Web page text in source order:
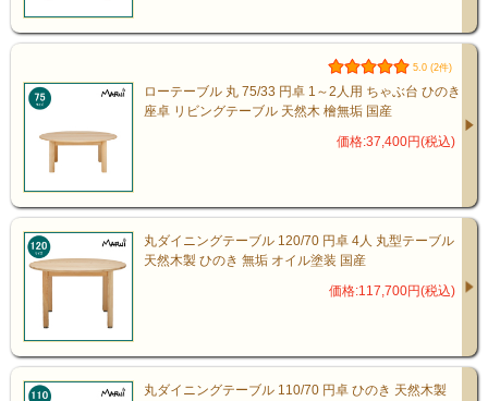
家族団らんの時間も
趣味への没頭も
5.0 (2件)
ローテーブル 丸 75/33 円卓 1～2人用 ちゃぶ台 ひのき
座卓 リビングテーブル 天然木 檜無垢 国産
価格:37,400円(税込)
丸ダイニングテーブル 120/70 円卓 4人 丸型テーブル
天然木製 ひのき 無垢 オイル塗装 国産
価格:117,700円(税込)
丸ダイニングテーブル 110/70 円卓 ひのき 天然木製